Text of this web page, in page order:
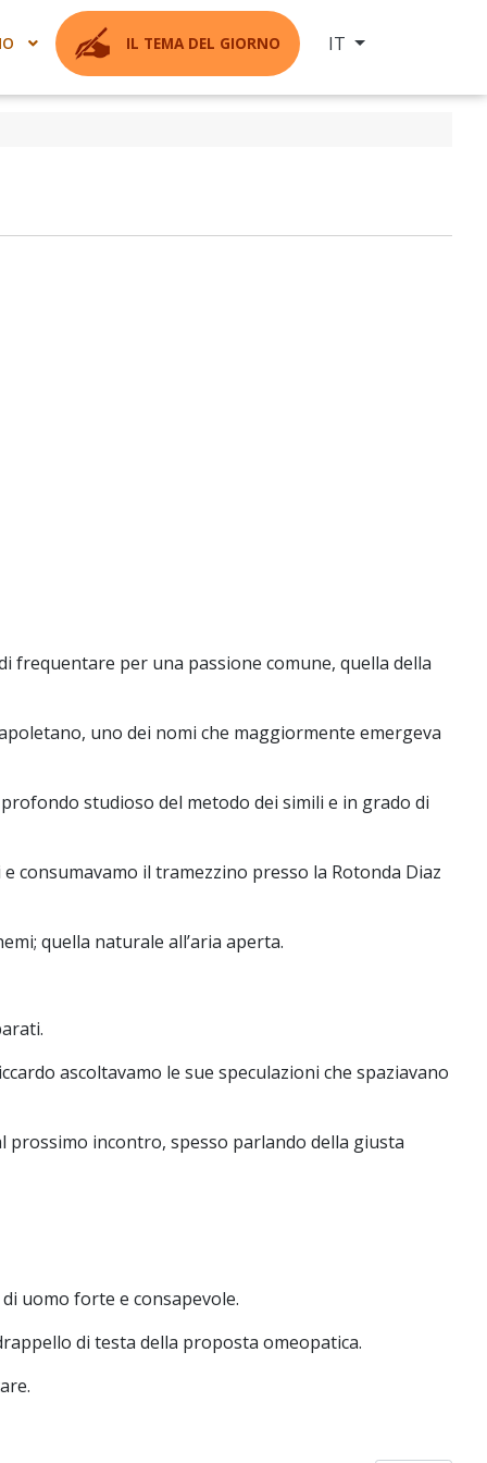
IL TEMA DEL GIORNO Seleziona la tua
IT
frequentare per una passione comune, quella della
uno dei nomi che maggiormente emergeva
studioso del metodo dei simili e in grado di
consumavamo il tramezzino presso la Rotonda Diaz
quella naturale all’aria aperta.
ascoltavamo le sue speculazioni che spaziavano
prossimo incontro, spesso parlando della giusta
uomo forte e consapevole.
di testa della proposta omeopatica.